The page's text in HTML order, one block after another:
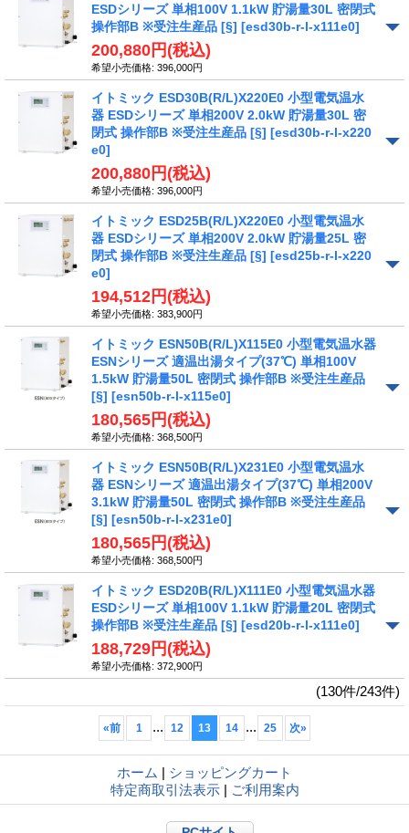
ESDシリーズ 単相100V 1.1kW 貯湯量30L 密閉式
操作部B ※受注生産品 [§] [esd30b-r-l-x111e0]
200,880円 (税込)
希望小売価格: 396,000円
イトミック ESD30B(R/L)X220E0 小型電気温水
器 ESDシリーズ 単相200V 2.0kW 貯湯量30L 密
閉式 操作部B ※受注生産品 [§] [esd30b-r-l-x220
e0]
200,880円 (税込)
希望小売価格: 396,000円
イトミック ESD25B(R/L)X220E0 小型電気温水
器 ESDシリーズ 単相200V 2.0kW 貯湯量25L 密
閉式 操作部B ※受注生産品 [§] [esd25b-r-l-x220
e0]
194,512円 (税込)
希望小売価格: 383,900円
イトミック ESN50B(R/L)X115E0 小型電気温水器
ESNシリーズ 適温出湯タイプ(37℃) 単相100V
1.5kW 貯湯量50L 密閉式 操作部B ※受注生産品
[§] [esn50b-r-l-x115e0]
180,565円 (税込)
希望小売価格: 368,500円
イトミック ESN50B(R/L)X231E0 小型電気温水
器 ESNシリーズ 適温出湯タイプ(37℃) 単相200V
3.1kW 貯湯量50L 密閉式 操作部B ※受注生産品
[§] [esn50b-r-l-x231e0]
180,565円 (税込)
希望小売価格: 368,500円
イトミック ESD20B(R/L)X111E0 小型電気温水器
ESDシリーズ 単相100V 1.1kW 貯湯量20L 密閉式
操作部B ※受注生産品 [§] [esd20b-r-l-x111e0]
188,729円 (税込)
希望小売価格: 372,900円
(130件/243件)
«前 1 ... 12 13 14 ... 25 次»
ホーム | ショッピングカート
特定商取引法表示 | ご利用案内